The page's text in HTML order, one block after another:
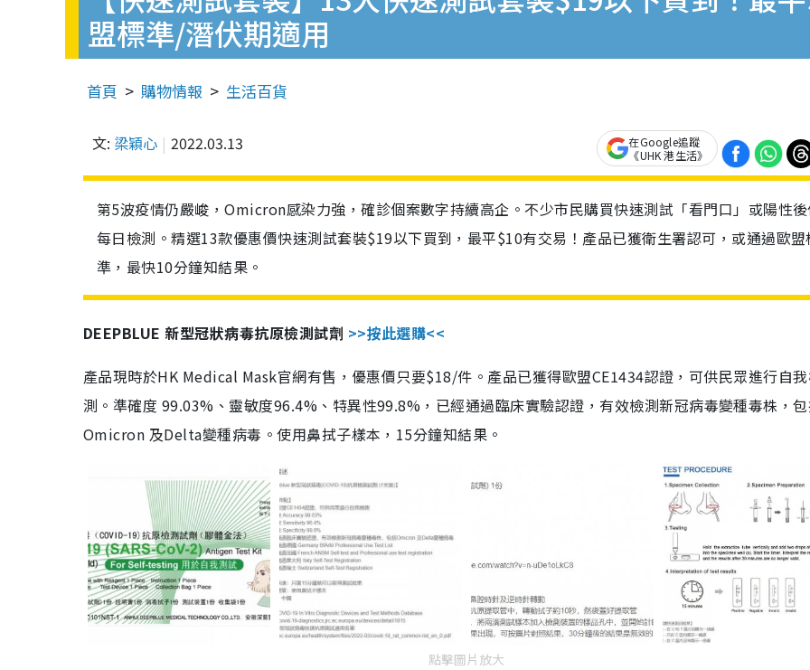
盟標準/潛伏期適用
首頁 購物情報 生活百貨
文: 梁穎心 2022.03.13
在Google追蹤
《UHK 港生活》
第5波疫情仍嚴峻，Omicron感染力強，確診個案數字持續高企。不少市民購買快速測試「看門口」或陽性
每日檢測。精選13款優惠價快速測試套裝$19以下買到，最平$10有交易！產品已獲衛生署認可，或通過歐盟
準，最快10分鐘知結果。
DEEPBLUE 新型冠狀病毒抗原檢測試劑 >>按此選購<<
產品現時於HK Medical Mask官網有售，優惠價只要$18/件。產品已獲得歐盟CE1434認證，可供民眾進行自
測。準確度 99.03%、靈敏度96.4%、特異性99.8%，已經通過臨床實驗認證，有效檢測新冠病毒變種毒株，
Omicron 及Delta變種病毒。使用鼻拭子樣本，15分鐘知結果。
點擊圖片放大